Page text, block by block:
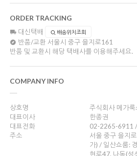
ORDER TRACKING
대신택배 배송위치조회
반품/교환 서울시 중구 을지로161
반품 및 교환시 해당 택배사를 이용해주세요.
COMPANY INFO
상호명
주식회사 메가룩
대표이사
한종권
대표전화
02-2265-6911
주소
서울 중구 을지
가) / 일산쇼룸:
현로47, 나동(성